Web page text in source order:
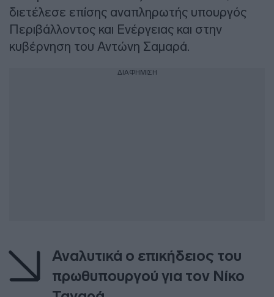
διετέλεσε επίσης αναπληρωτής υπουργός
Περιβάλλοντος και Ενέργειας και στην
κυβέρνηση του Αντώνη Σαμαρά.
ΔΙΑΦΗΜΙΣΗ
Αναλυτικά ο επικήδειος του
πρωθυπουργού για τον Νίκο